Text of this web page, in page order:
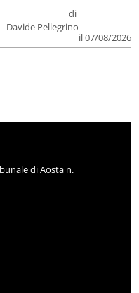
di
Davide Pellegrino
il 07/08/2026
di Aosta n.